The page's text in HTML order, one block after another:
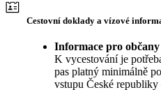
Cestovní doklady a vízové
Informace pro
K vycestování je
pas platný minimálně
vstupu České